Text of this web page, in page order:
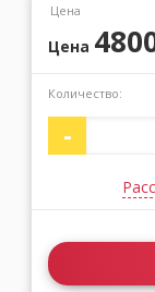
Цена
Цена
Количество:
-